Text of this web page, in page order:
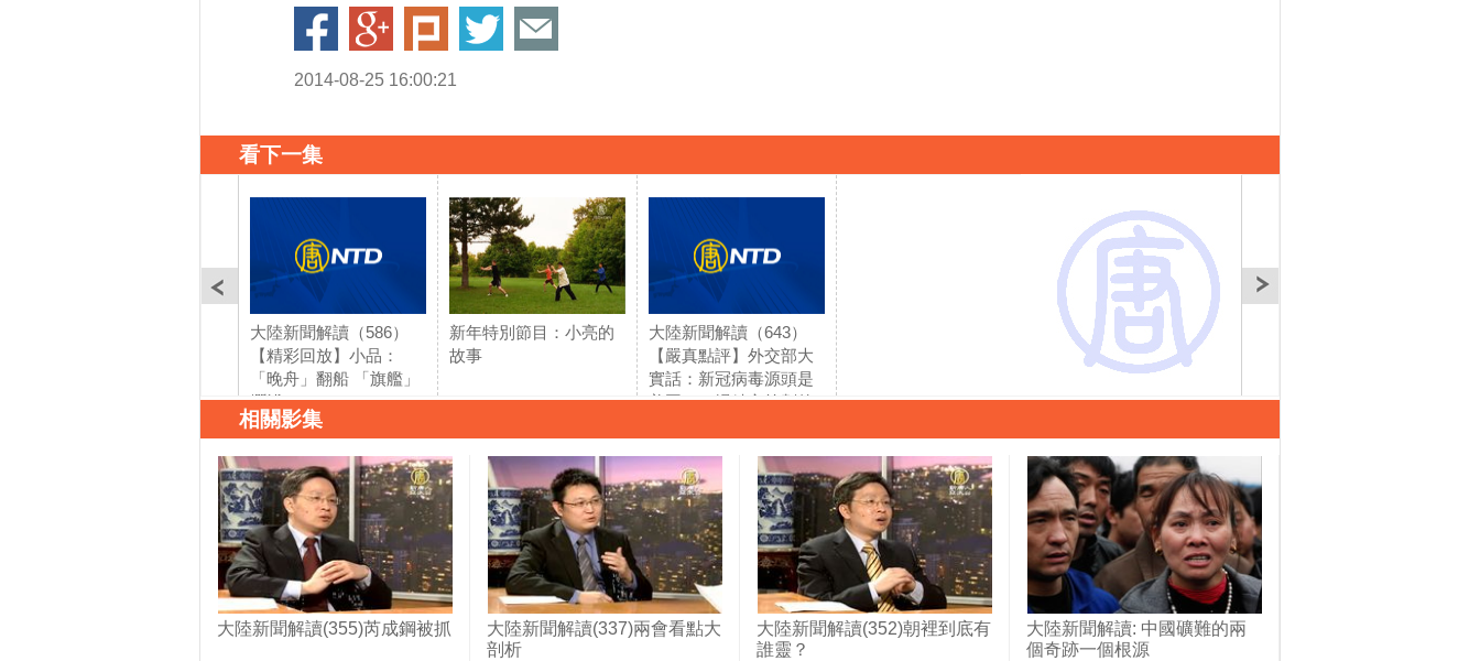
2014-08-25 16:00:21
看下一集
大陸新聞解讀（586）
【精彩回放】小品：
「晚舟」翻船 「旗艦」
擱淺
新年特別節目：小亮的
故事
大陸新聞解讀（643）
【嚴真點評】外交部大
實話：新冠病毒源頭是
美國？一場精心策劃的
相關影集
大陸新聞解讀(355)芮成鋼被抓
大陸新聞解讀(337)兩會看點大
剖析
大陸新聞解讀(352)朝裡到底有
誰靈？
大陸新聞解讀: 中國礦難的兩
個奇跡一個根源